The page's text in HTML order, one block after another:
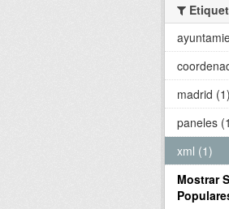
madrid (1)
paneles
xml (1)
Mostrar